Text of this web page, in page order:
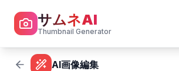
サムネAI
Thumbnail Generator
AI画像編集